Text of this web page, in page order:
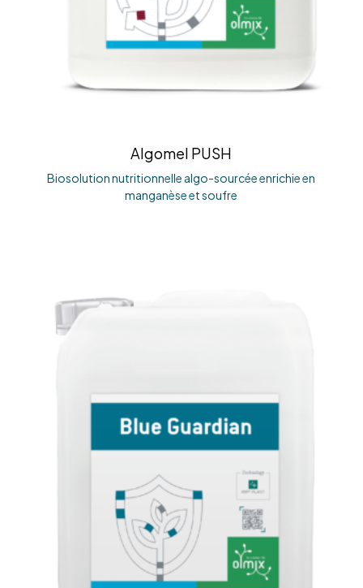
Algomel PUSH
Biosolution nutritionnelle algo-sourcée enrichie en
manganèse et soufre